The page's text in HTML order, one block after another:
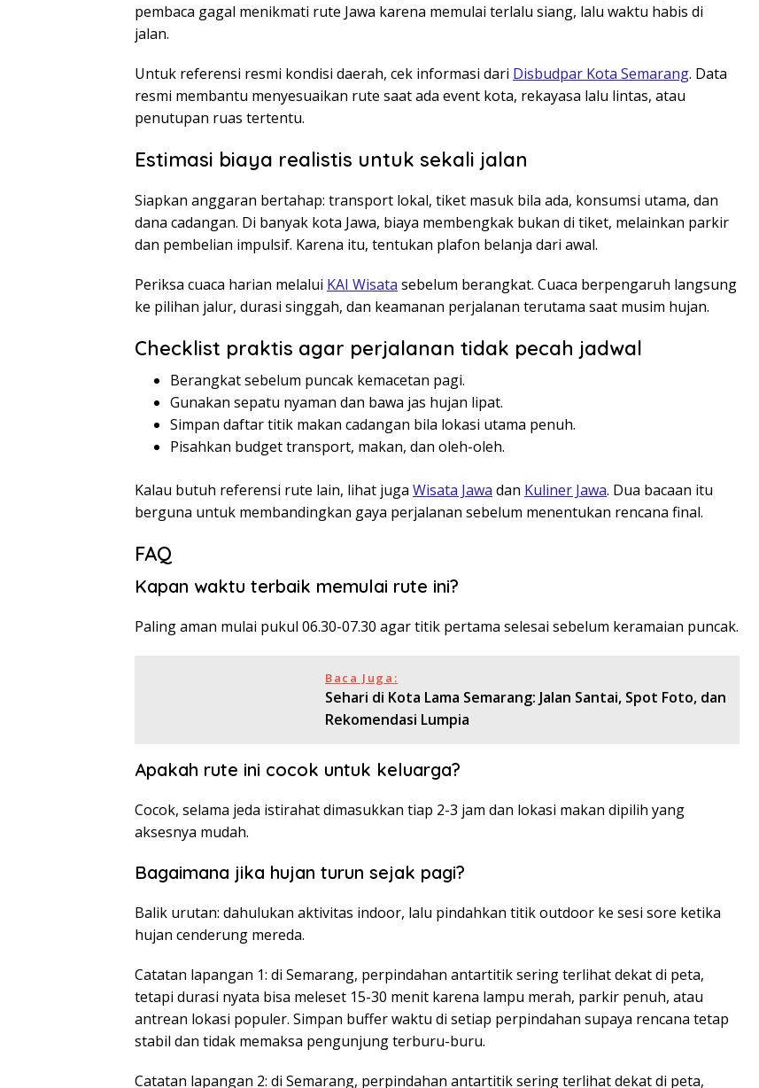
pembaca gagal menikmati rute Jawa karena memulai terlalu siang, lalu waktu habis di
jalan.
Untuk referensi resmi kondisi daerah, cek informasi dari Disbudpar Kota Semarang. Data
resmi membantu menyesuaikan rute saat ada event kota, rekayasa lalu lintas, atau
penutupan ruas tertentu.
Estimasi biaya realistis untuk sekali jalan
Siapkan anggaran bertahap: transport lokal, tiket masuk bila ada, konsumsi utama, dan
dana cadangan. Di banyak kota Jawa, biaya membengkak bukan di tiket, melainkan parkir
dan pembelian impulsif. Karena itu, tentukan plafon belanja dari awal.
Periksa cuaca harian melalui KAI Wisata sebelum berangkat. Cuaca berpengaruh langsung
ke pilihan jalur, durasi singgah, dan keamanan perjalanan terutama saat musim hujan.
Checklist praktis agar perjalanan tidak pecah jadwal
Berangkat sebelum puncak kemacetan pagi.
Gunakan sepatu nyaman dan bawa jas hujan lipat.
Simpan daftar titik makan cadangan bila lokasi utama penuh.
Pisahkan budget transport, makan, dan oleh-oleh.
Kalau butuh referensi rute lain, lihat juga Wisata Jawa dan Kuliner Jawa. Dua bacaan itu
berguna untuk membandingkan gaya perjalanan sebelum menentukan rencana final.
FAQ
Kapan waktu terbaik memulai rute ini?
Paling aman mulai pukul 06.30-07.30 agar titik pertama selesai sebelum keramaian puncak.
Baca Juga:
Sehari di Kota Lama Semarang: Jalan Santai, Spot Foto, dan
Rekomendasi Lumpia
Apakah rute ini cocok untuk keluarga?
Cocok, selama jeda istirahat dimasukkan tiap 2-3 jam dan lokasi makan dipilih yang
aksesnya mudah.
Bagaimana jika hujan turun sejak pagi?
Balik urutan: dahulukan aktivitas indoor, lalu pindahkan titik outdoor ke sesi sore ketika
hujan cenderung mereda.
Catatan lapangan 1: di Semarang, perpindahan antartitik sering terlihat dekat di peta,
tetapi durasi nyata bisa meleset 15-30 menit karena lampu merah, parkir penuh, atau
antrean lokasi populer. Simpan buffer waktu di setiap perpindahan supaya rencana tetap
stabil dan tidak memaksa pengunjung terburu-buru.
Catatan lapangan 2: di Semarang, perpindahan antartitik sering terlihat dekat di peta,